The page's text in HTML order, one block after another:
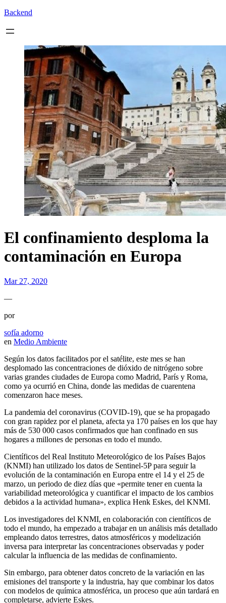
Backend
El confinamiento desploma la
contaminación en Europa
Mar 27, 2020
—
por
sofía adorno
en Medio Ambiente
Según los datos facilitados por el satélite, este mes se han
desplomado las concentraciones de dióxido de nitrógeno sobre
varias grandes ciudades de Europa como Madrid, París y Roma,
como ya ocurrió en China, donde las medidas de cuarentena
comenzaron hace meses.
La pandemia del coronavirus (COVID-19), que se ha propagado
con gran rapidez por el planeta, afecta ya 170 países en los que hay
más de 530 000 casos confirmados que han confinado en sus
hogares a millones de personas en todo el mundo.
Científicos del Real Instituto Meteorológico de los Países Bajos
(KNMI) han utilizado los datos de Sentinel-5P para seguir la
evolución de la contaminación en Europa entre el 14 y el 25 de
marzo, un periodo de diez días que «permite tener en cuenta la
variabilidad meteorológica y cuantificar el impacto de los cambios
debidos a la actividad humana», explica Henk Eskes, del KNMI.
Los investigadores del KNMI, en colaboración con científicos de
todo el mundo, ha empezado a trabajar en un análisis más detallado
empleando datos terrestres, datos atmosféricos y modelización
inversa para interpretar las concentraciones observadas y poder
calcular la influencia de las medidas de confinamiento.
Sin embargo, para obtener datos concreto de la variación en las
emisiones del transporte y la industria, hay que combinar los datos
con modelos de química atmosférica, un proceso que aún tardará en
completarse, advierte Eskes.